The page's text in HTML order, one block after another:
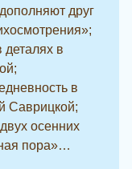
друг
в
в
Саврицкой;
осенних
пора»…